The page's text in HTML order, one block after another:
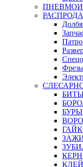
БУРЫ